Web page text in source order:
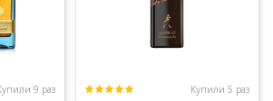
9 раз Купили 5 раз